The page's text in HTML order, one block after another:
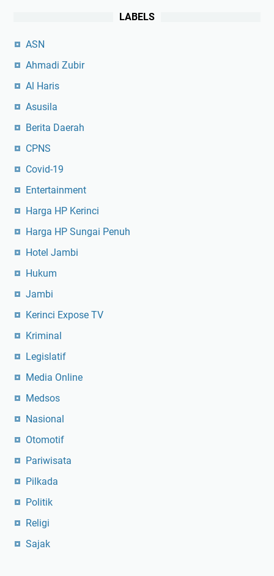
LABELS
ASN
Ahmadi Zubir
Al Haris
Asusila
Berita Daerah
CPNS
Covid-19
Entertainment
Harga HP Kerinci
Harga HP Sungai Penuh
Hotel Jambi
Hukum
Jambi
Kerinci Expose TV
Kriminal
Legislatif
Media Online
Medsos
Nasional
Otomotif
Pariwisata
Pilkada
Politik
Religi
Sajak